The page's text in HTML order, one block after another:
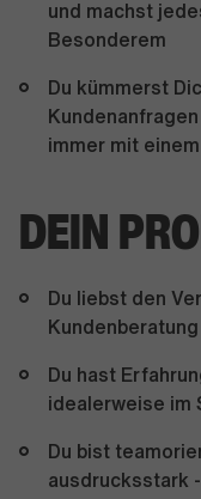
und machst
Besonderem
Du kümmerst
immer mit
DEIN
Du liebst den
Kundenberatung
Du hast
idealerweise im
Du bist
ausdrucksstark